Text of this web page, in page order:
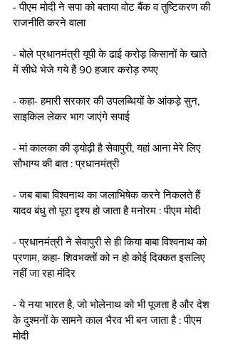
- पीएम मोदी ने सपा को बताया वोट बैंक व तुष्टिकरण की
राजनीति करने वाला
- बोले प्रधानमंत्री यूपी के ढाई करोड़ किसानों के खाते
में सीधे भेजे गये हैं 90 हजार करोड़ रुपए
- कहा- हमारी सरकार की उपलब्धियों के आंकड़े सुन,
साइकिल लेकर भाग जाएंगे सपाई
- मां कालका की ड्योढ़ी है सेवापुरी, यहां आना मेरे लिए
सौभाग्य की बात : प्रधानमंत्री
- जब बाबा विश्वनाथ का जलाभिषेक करने निकलते हैं
यादव बंधु तो पूरा दृश्य हो जाता है मनोरम : पीएम मोदी
- प्रधानमंत्री ने सेवापुरी से ही किया बाबा विश्वनाथ को
प्रणाम, कहा- शिवभक्तों को न हो कोई दिक्कत इसलिए
नहीं जा रहा मंदिर
- ये नया भारत है, जो भोलेनाथ को भी पूजता है और देश
के दुश्मनों के सामने काल भैरव भी बन जाता है : पीएम
मोदी